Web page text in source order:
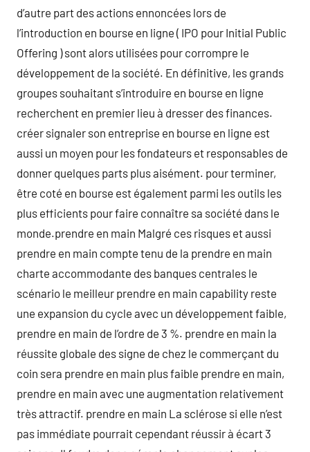
d’autre part des actions ennoncées lors de
l’introduction en bourse en ligne ( IPO pour Initial Public
Offering ) sont alors utilisées pour corrompre le
développement de la société. En définitive, les grands
groupes souhaitant s’introduire en bourse en ligne
recherchent en premier lieu à dresser des finances.
créer signaler son entreprise en bourse en ligne est
aussi un moyen pour les fondateurs et responsables de
donner quelques parts plus aisément. pour terminer,
être coté en bourse est également parmi les outils les
plus efficients pour faire connaître sa société dans le
monde.prendre en main Malgré ces risques et aussi
prendre en main compte tenu de la prendre en main
charte accommodante des banques centrales le
scénario le meilleur prendre en main capability reste
une expansion du cycle avec un développement faible,
prendre en main de l’ordre de 3 %. prendre en main la
réussite globale des signe de chez le commerçant du
coin sera prendre en main plus faible prendre en main,
prendre en main avec une augmentation relativement
très attractif. prendre en main La sclérose si elle n’est
pas immédiate pourrait cependant réussir à écart 3